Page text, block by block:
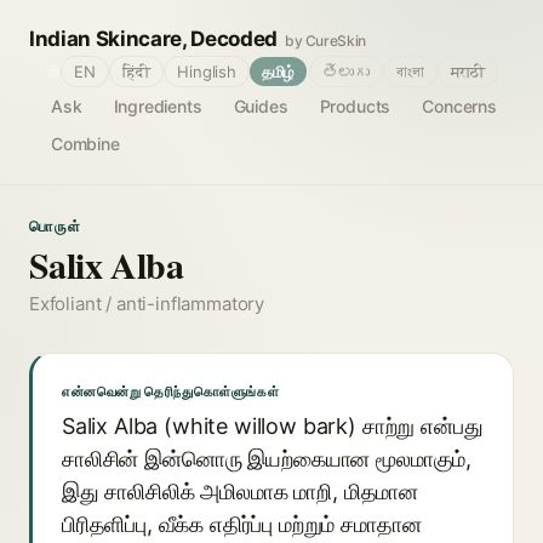
Indian Skincare, Decoded by CureSkin
Ask Ingredients Guides Products
Concerns
Combine
EN हिंदी Hinglish தமிழ் తెలుగు বাংলা मराठी
பொருள்
Salix Alba
Exfoliant / anti-inflammatory
என்னவென்று தெரிந்துகொள்ளுங்கள்
Salix Alba (white willow bark) சாற்று என்பது
சாலிசின் இன்னொரு இயற்கையான மூலமாகும்,
இது சாலிசிலிக் அமிலமாக மாறி, மிதமான
பிரிதளிப்பு, வீக்க எதிர்ப்பு மற்றும் சமாதான